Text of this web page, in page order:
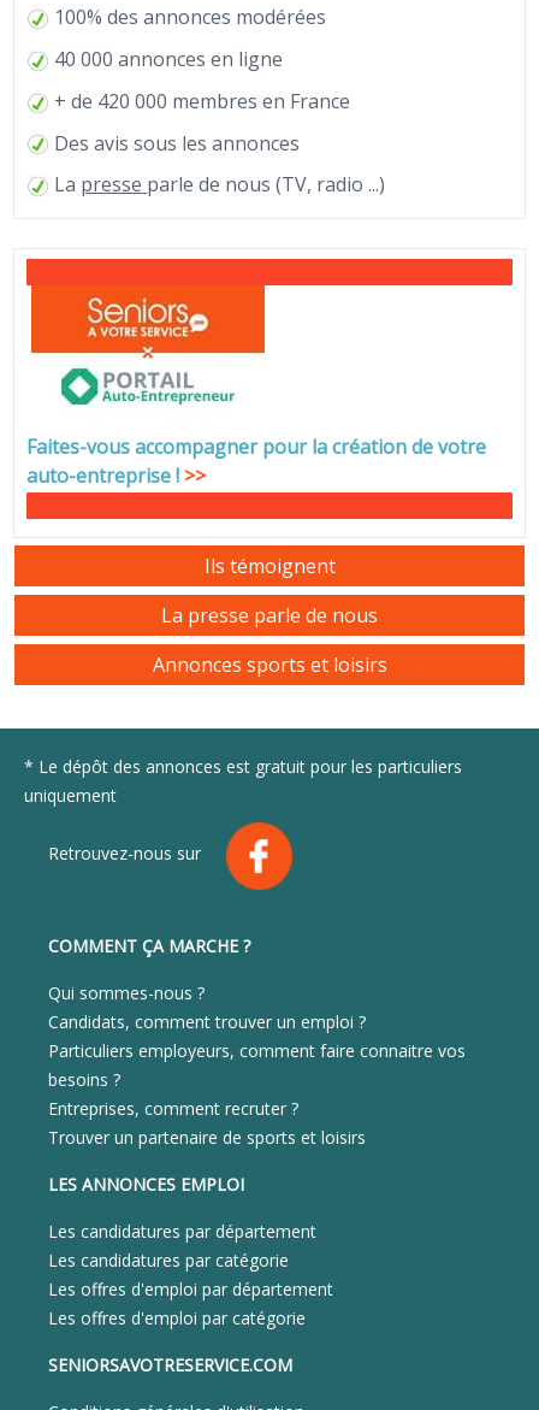
100% des annonces modérées
40 000 annonces en ligne
+ de 420 000 membres en France
Des avis sous les annonces
La presse parle de nous (TV, radio ...)
Faites-vous accompagner pour la création de votre
auto-entreprise! >>
Ils témoignent
La presse parle de nous
Annonces sports et loisirs
* Le dépôt des annonces est gratuit pour les particuliers
uniquement
Retrouvez-nous sur
COMMENT ÇA MARCHE ?
Qui sommes-nous ?
Candidats, comment trouver un emploi ?
Particuliers employeurs, comment faire connaitre vos
besoins ?
Entreprises, comment recruter ?
Trouver un partenaire de sports et loisirs
LES ANNONCES EMPLOI
Les candidatures par département
Les candidatures par catégorie
Les offres d'emploi par département
Les offres d'emploi par catégorie
SENIORSAVOTRESERVICE.COM